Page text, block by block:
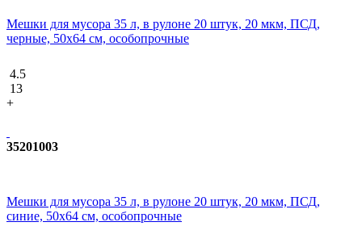
Мешки для мусора 35 л, в рулоне 20 штук, 20 мкм, ПСД,
черные, 50х64 см, особопрочные
4.5
13
+
35201003
Мешки для мусора 35 л, в рулоне 20 штук, 20 мкм, ПСД,
синие, 50х64 см, особопрочные